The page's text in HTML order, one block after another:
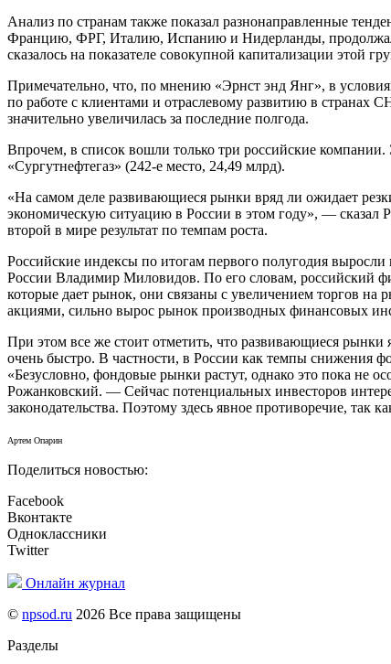
Анализ по странам также показал разнонаправленные
Францию, ФРГ, Италию, Испанию и Нидерланды,
сказалось на показателе совокупной капитализации этой
Примечательно, что, по мнению «Эрнст энд Янг», в
по работе с клиентами и отраслевому развитию в странах
значительно увеличилась за последние полгода.
Впрочем, в список вошли только три российские
«Сургутнефтегаз» (242-е место, 24,49 млрд).
«На самом деле развивающиеся рынки вряд ли ожидает
экономическую ситуацию в России в этом году», — сказал
второй в мире результат по темпам роста.
Российские индексы по итогам первого полугодия
России Владимир Миловидов. По его словам, российский
которые дает рынок, они связаны с увеличением торгов на
акциями, сильно вырос рынок производных финансовых
При этом все же стоит отметить, что развивающиеся
очень быстро. В частности, в России как темпы снижения
«Безусловно, фондовые рынки растут, однако это пока не
Рожанковский. — Сейчас потенциальных инвесторов
законодательства. Поэтому здесь явное противоречие,
Артем Опарин
Поделиться новостью:
Facebook
Вконтакте
Одноклассники
Twitter
Онлайн журнал
© npsod.ru 2026 Все права защищены
Разделы